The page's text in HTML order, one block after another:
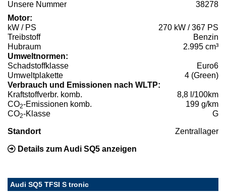
Unsere Nummer
38278
Motor:
kW / PS
270 kW / 367 PS
Treibstoff
Benzin
Hubraum
2.995 cm³
Umweltnormen:
Schadstoffklasse
Euro6
Umweltplakette
4 (Green)
Verbrauch und Emissionen nach WLTP:
Kraftstoffverbr. komb.
8,8 l/100km
CO2-Emissionen komb.
199 g/km
CO2-Klasse G
Standort Zentrallager
Details zum Audi SQ5 anzeigen
Audi SQ5 TFSI S tronic